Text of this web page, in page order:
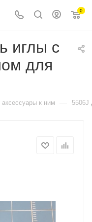
0
иглы с
для
к ним — 5506J